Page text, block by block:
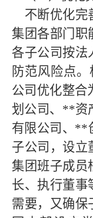
不断优化完
集团各部门职
各子公司按法
防范风险点
公司优化整
划公司、 **资
有限公司、 **
子公司，设立
集团班子成员
长、执行董事
需要，又确保